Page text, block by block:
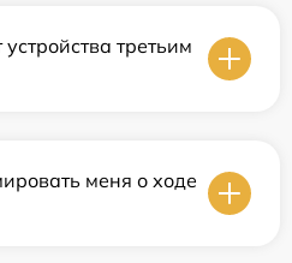
третьим
меня о ходе